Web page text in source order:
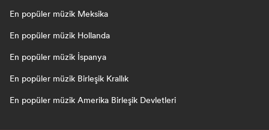
En popüler müzik Meksika
En popüler müzik Hollanda
En popüler müzik İspanya
En popüler müzik Birleşik Krallık
En popüler müzik Amerika Birleşik Devletleri